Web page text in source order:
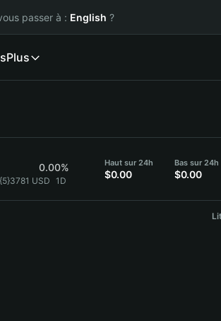
passer à : English ?
Plus
0.00%
USD 1D
Haut sur 24h
$0.00
Bas sur 24h
$0.00